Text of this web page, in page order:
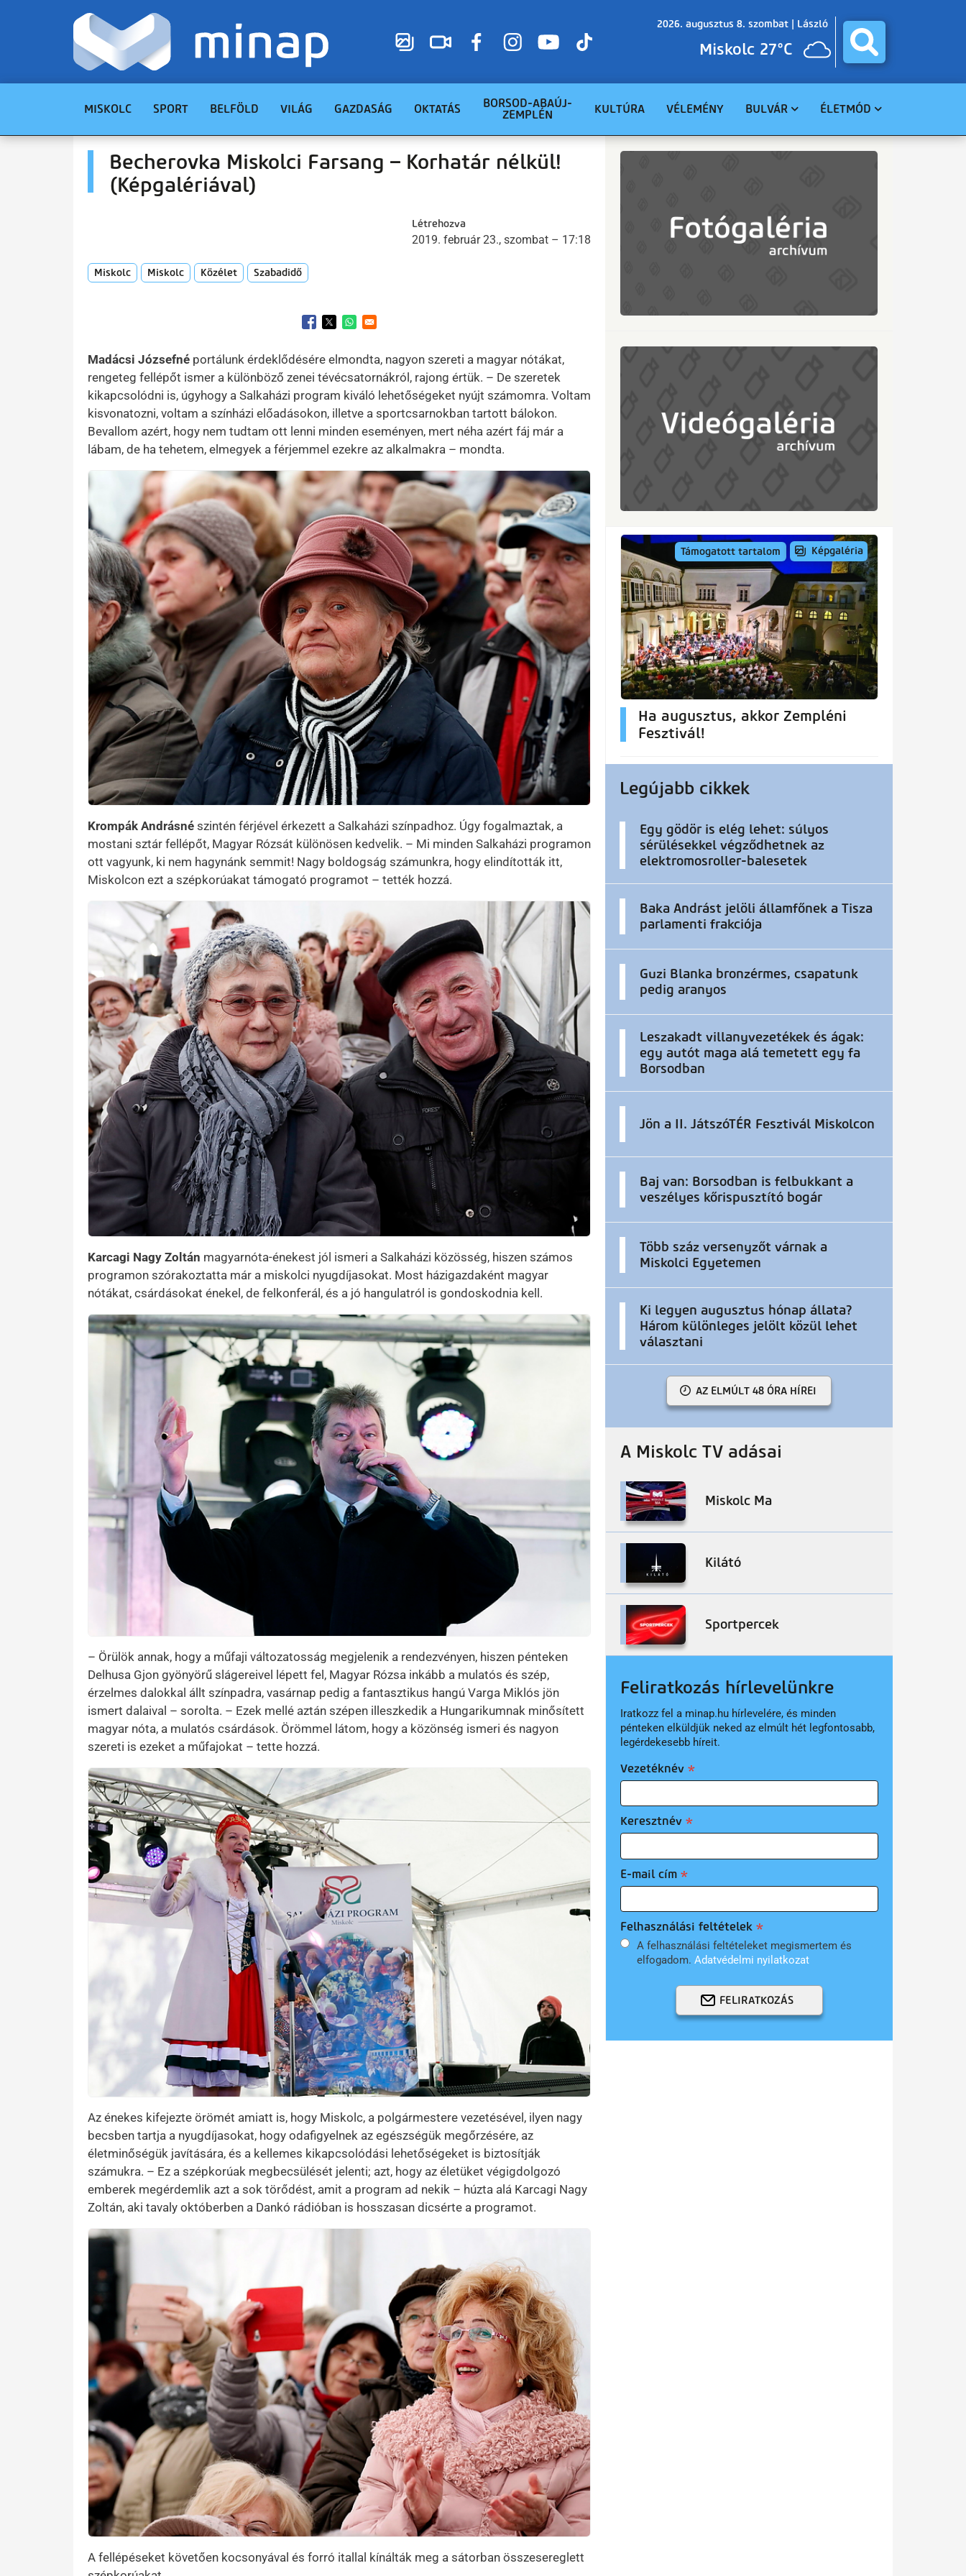
2026. augusztus 8. szombat | László
Miskolc 27°C
MISKOLC SPORT BELFÖLD VILÁG GAZDASÁG OKTATÁS
BORSOD-ABAÚJ-
ZEMPLÉN
KULTÚRA VÉLEMÉNY BULVÁR
BALESET
ÉLETMÓD
GASZTRO
TUDOMÁNY
KÖRNYEZET
Becherovka Miskolci Farsang – Korhatár nélkül!
(Képgalériával)
Létrehozva
2019. február 23., szombat – 17:18
Miskolc Miskolc Közélet Szabadidő
Opens in a new window
Opens in a new window
Opens in a new window
Madácsi Józsefné portálunk érdeklődésére elmondta, nagyon szereti a magyar nótákat,
rengeteg fellépőt ismer a különböző zenei tévécsatornákról, rajong értük. – De szeretek
kikapcsolódni is, úgyhogy a Salkaházi program kiváló lehetőségeket nyújt számomra. Voltam
kisvonatozni, voltam a színházi előadásokon, illetve a sportcsarnokban tartott bálokon.
Bevallom azért, hogy nem tudtam ott lenni minden eseményen, mert néha azért fáj már a
lábam, de ha tehetem, elmegyek a férjemmel ezekre az alkalmakra – mondta.
Krompák Andrásné szintén férjével érkezett a Salkaházi színpadhoz. Úgy fogalmaztak, a
mostani sztár fellépőt, Magyar Rózsát különösen kedvelik. – Mi minden Salkaházi programon
ott vagyunk, ki nem hagynánk semmit! Nagy boldogság számunkra, hogy elindították itt,
Miskolcon ezt a szépkorúakat támogató programot – tették hozzá.
Karcagi Nagy Zoltán magyarnóta-énekest jól ismeri a Salkaházi közösség, hiszen számos
programon szórakoztatta már a miskolci nyugdíjasokat. Most házigazdaként magyar
nótákat, csárdásokat énekel, de felkonferál, és a jó hangulatról is gondoskodnia kell.
– Örülök annak, hogy a műfaji változatosság megjelenik a rendezvényen, hiszen pénteken
Delhusa Gjon gyönyörű slágereivel lépett fel, Magyar Rózsa inkább a mulatós és szép,
érzelmes dalokkal állt színpadra, vasárnap pedig a fantasztikus hangú Varga Miklós jön
ismert dalaival – sorolta. – Ezek mellé aztán szépen illeszkedik a Hungarikumnak minősített
magyar nóta, a mulatós csárdások. Örömmel látom, hogy a közönség ismeri és nagyon
szereti is ezeket a műfajokat – tette hozzá.
Az énekes kifejezte örömét amiatt is, hogy Miskolc, a polgármestere vezetésével, ilyen nagy
becsben tartja a nyugdíjasokat, hogy odafigyelnek az egészségük megőrzésére, az
életminőségük javítására, és a kellemes kikapcsolódási lehetőségeket is biztosítják
számukra. – Ez a szépkorúak megbecsülését jelenti; azt, hogy az életüket végigdolgozó
emberek megérdemlik azt a sok törődést, amit a program ad nekik – húzta alá Karcagi Nagy
Zoltán, aki tavaly októberben a Dankó rádióban is hosszasan dicsérte a programot.
A fellépéseket követően kocsonyával és forró itallal kínálták meg a sátorban összesereglett
Támogatott tartalom Képgaléria
Ha augusztus, akkor Zempléni
Fesztivál!
Legújabb cikkek
Egy gödör is elég lehet: súlyos
sérülésekkel végződhetnek az
elektromosroller-balesetek
Baka Andrást jelöli államfőnek a Tisza
parlamenti frakciója
Guzi Blanka bronzérmes, csapatunk
pedig aranyos
Leszakadt villanyvezetékek és ágak:
egy autót maga alá temetett egy fa
Borsodban
Jön a II. JátszóTÉR Fesztivál Miskolcon
Baj van: Borsodban is felbukkant a
veszélyes kőrispusztító bogár
Több száz versenyzőt várnak a
Miskolci Egyetemen
Ki legyen augusztus hónap állata?
Három különleges jelölt közül lehet
választani
AZ ELMÚLT 48 ÓRA HÍREI
A Miskolc TV adásai
Miskolc Ma
Kilátó
Sportpercek
Feliratkozás hírlevelünkre
Iratkozz fel a minap.hu hírlevelére, és minden
pénteken elküldjük neked az elmúlt hét legfontosabb,
legérdekesebb híreit.
Vezetéknév
Keresztnév
E-mail cím
Felhasználási feltételek
A felhasználási feltételeket megismertem és
elfogadom. Adatvédelmi nyilatkozat
FELIRATKOZÁS